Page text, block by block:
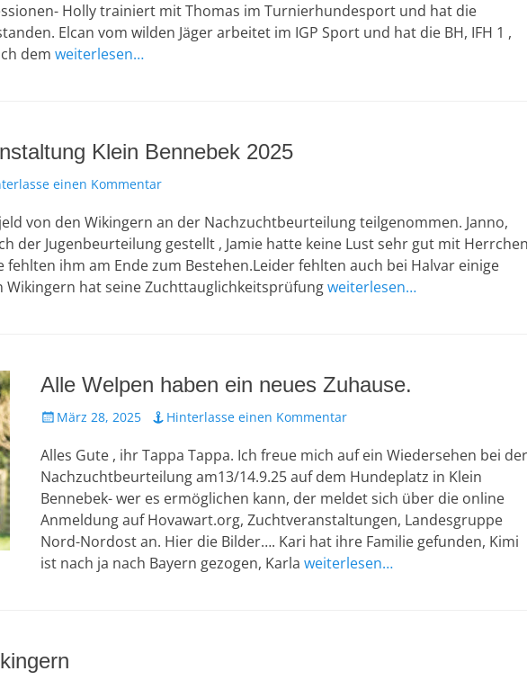
Holly trainiert mit Thomas im Turnierhundesport und hat die
Elcan vom wilden Jäger arbeitet im IGP Sport und hat die BH, IFH 1 ,
dem weiterlesen…
Klein Bennebek 2025
einen Kommentar
von den Wikingern an der Nachzuchtbeurteilung teilgenommen. Janno,
der Jugenbeurteilung gestellt , Jamie hatte keine Lust sehr gut mit Herrchen
fehlten ihm am Ende zum Bestehen.Leider fehlten auch bei Halvar einige
Wikingern hat seine Zuchttauglichkeitsprüfungweiterlesen…
Alle Welpen haben ein neues Zuhause.
Veröffentlicht
März 28, 2025 Hinterlasse einen Kommentar
Alles Gute , ihr Tappa Tappa. Ich freue mich auf ein Wiedersehen bei der
Nachzuchtbeurteilung am13/14.9.25 auf dem Hundeplatz in Klein
Bennebek- wer es ermöglichen kann, der meldet sich über die online
Anmeldung auf Hovawart.org, Zuchtveranstaltungen, Landesgruppe
Nord-Nordost an. Hier die Bilder…. Kari hat ihre Familie gefunden, Kimi
ist nach ja nach Bayern gezogen, Karla weiterlesen…